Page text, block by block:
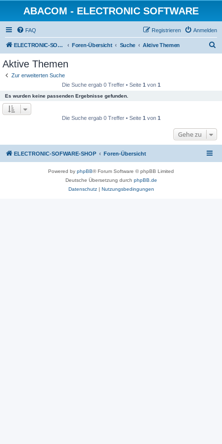
ABACOM - ELECTRONIC SOFTWARE
FAQ Anmelden
Registrieren
ELECTRONIC-SOFWARE-SHOP Foren-Übersicht Suche Aktive Themen
Aktive Themen
Zur erweiterten Suche
Die Suche ergab 0 Treffer • Seite 1 von 1
Es wurden keine passenden Ergebnisse gefunden.
Die Suche ergab 0 Treffer • Seite 1 von 1
Gehe zu
ELECTRONIC-SOFWARE-SHOP Foren-Übersicht
Powered by phpBB® Forum Software © phpBB Limited
Deutsche Übersetzung durch phpBB.de
Datenschutz| Nutzungsbedingungen